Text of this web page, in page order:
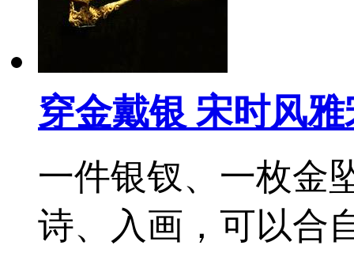
穿金戴银 宋时风
一件银钗、一枚金
诗、入画，可以合